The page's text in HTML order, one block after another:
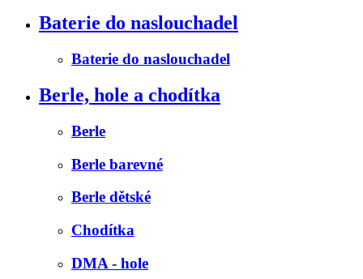
Baterie do naslouchadel
Baterie do naslouchadel
Berle, hole a chodítka
Berle
Berle barevné
Berle dětské
Chodítka
DMA - hole